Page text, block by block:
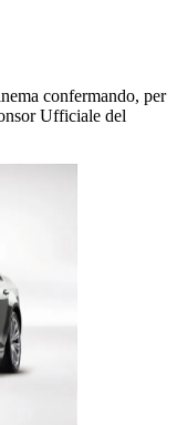
confermando, per
Ufficiale del